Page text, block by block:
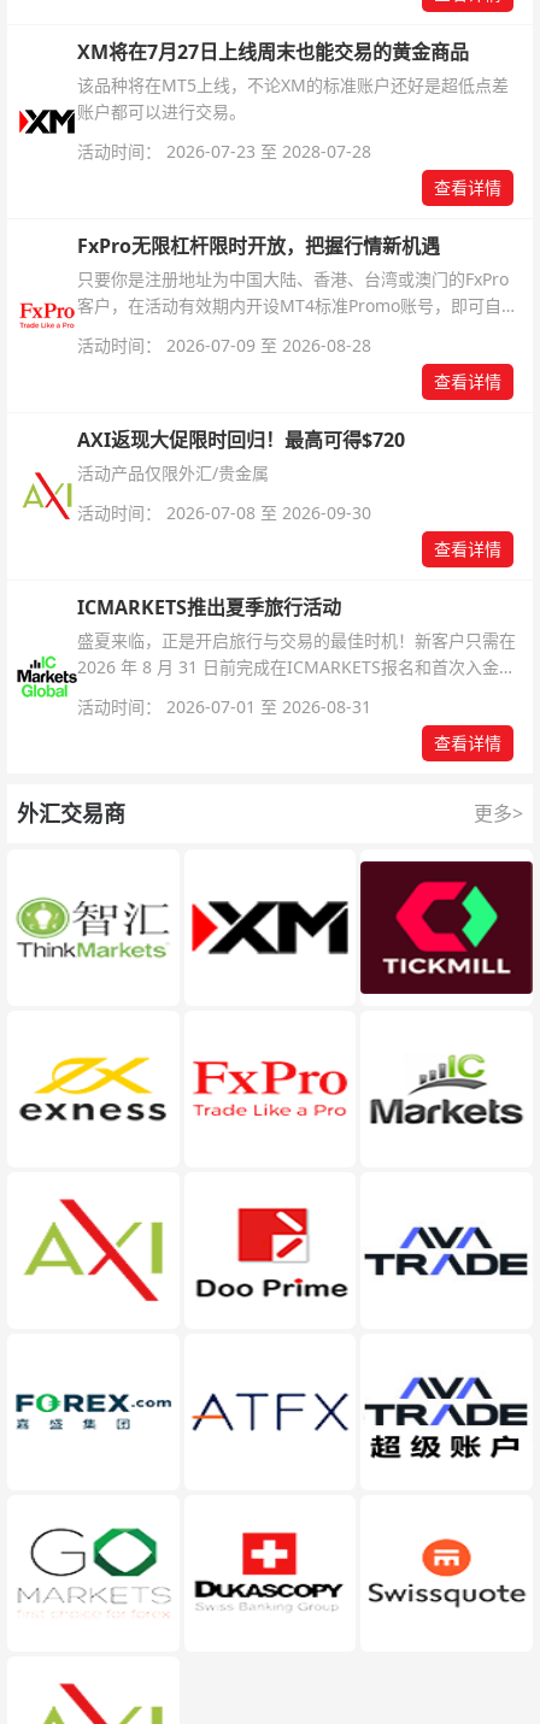
XM将在7月27日上线周末也能交易的黄金商品
该品种将在MT5上线，不论XM的标准账户还好是超低点差
账户都可以进行交易。
活动时间： 2026-07-23 至 2028-07-28
查看详情
FxPro无限杠杆限时开放，把握行情新机遇
只要你是注册地址为中国大陆、香港、台湾或澳门的FxPro
客户，在活动有效期内开设MT4标准Promo账号，即可自动
活动时间： 2026-07-09 至 2026-08-28
查看详情
AXI返现大促限时回归！最高可得$720
活动产品仅限外汇/贵金属
活动时间： 2026-07-08 至 2026-09-30
查看详情
ICMARKETS推出夏季旅行活动
盛夏来临，正是开启旅行与交易的最佳时机！新客户只需在
2026 年 8 月 31 日前完成在ICMARKETS报名和首次入金即
活动时间： 2026-07-01 至 2026-08-31
查看详情
外汇交易商 更多>